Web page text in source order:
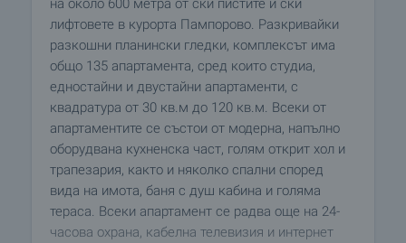
на около 600 метра от ски пистите и ски
лифтовете в курорта Пампорово. Разкривайки
разкошни планински гледки, комплексът има
общо 135 апартамента, сред които студиа,
едностайни и двустайни апартаменти, с
квадратура от 30 кв.м до 120 кв.м. Всеки от
апартаментите се състои от модерна, напълно
оборудвана кухненска част, голям открит хол и
трапезария, както и няколко спални според
вида на имота, баня с душ кабина и голяма
тераса. Всеки апартамент се радва още на 24-
часова охрана, кабелна телевизия и интернет